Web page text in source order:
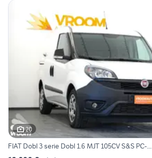
20
FIAT Dobl 3 serie Dobl 1.6 MJT 105CV S&S PC-...